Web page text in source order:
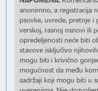
anonimno, a registracija
psovke, uvrede, pretnje i
verskoj, rasnoj osnovi ili
opredeljenosti neće biti
stavove isključivo
mogu biti i krivično
mogućnost da među
sadržaji koji mogu biti u